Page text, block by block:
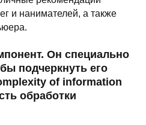
и нанимателей, а также
Он специально
подчеркнуть его
of information
обработки